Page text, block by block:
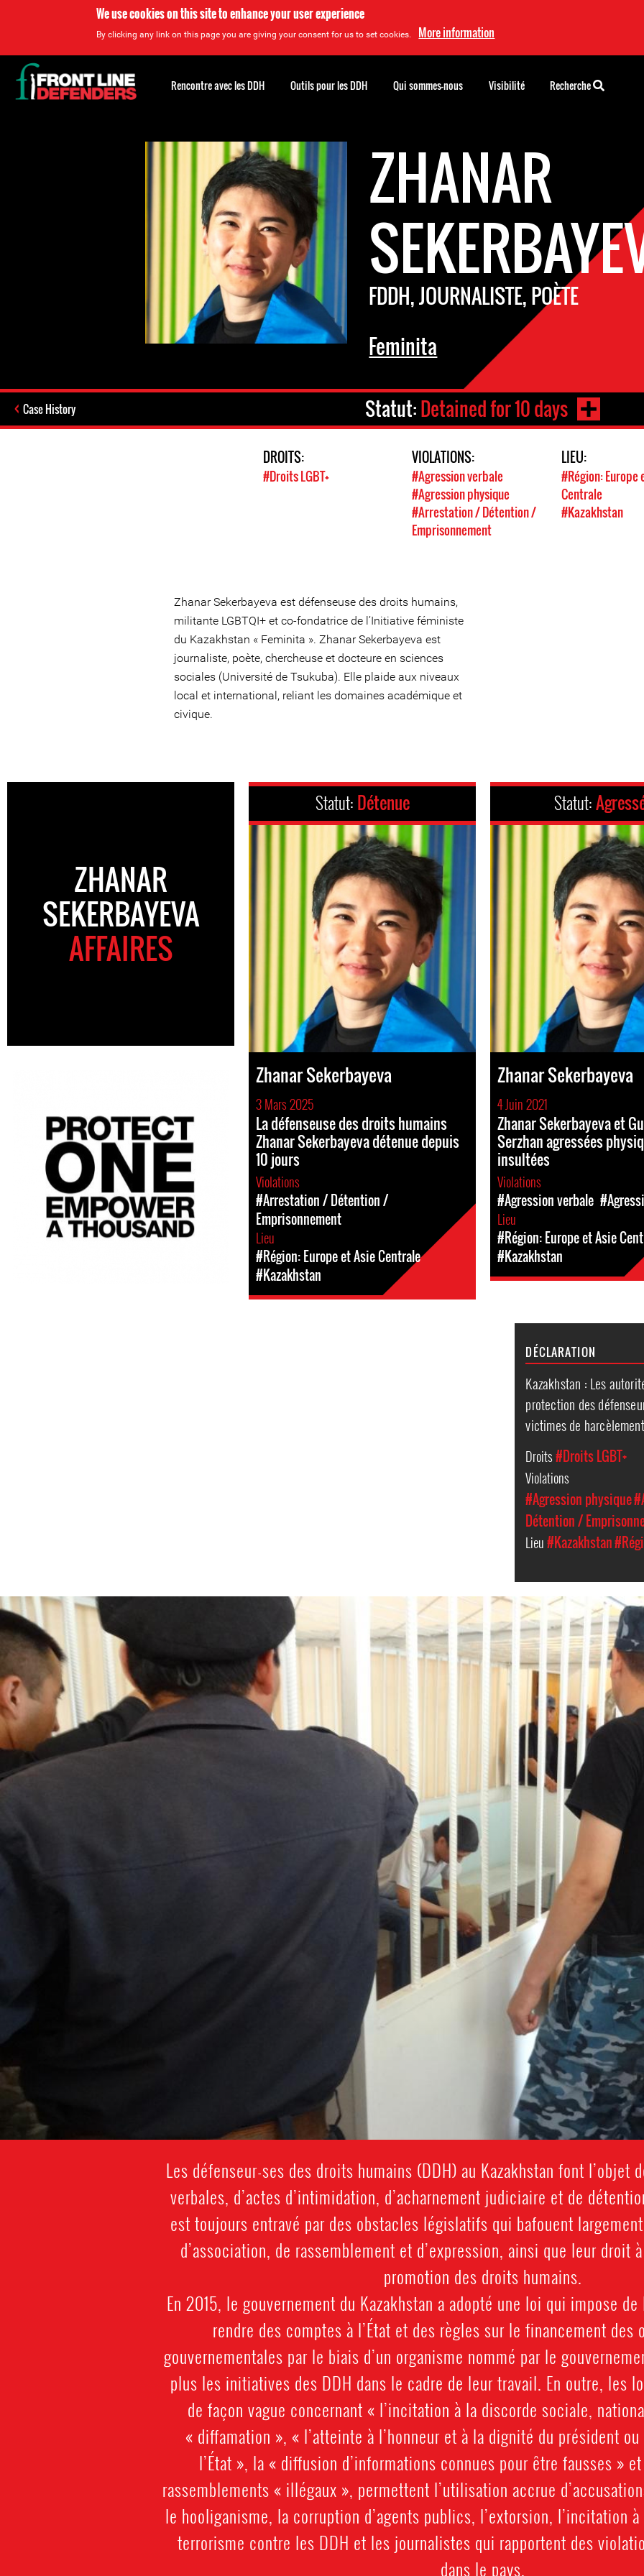
We use cookies on this site to enhance your user experience
By clicking any link on this page you are giving your consent for us to set cookies. More information
ZHANAR
FDDH, JOURNALISTE, POÈTE
Feminita
Case History Statut:Detained for 10 days
DROITS:
#Droits LGBT+
VIOLATIONS:
#Agression verbale
#Agression physique
#Arrestation / Détention /
Emprisonnement
LIEU:
#Région: Europe
Centrale
#Kazakhstan
Zhanar Sekerbayeva est défenseuse des droits humains,
militante LGBTQI+ et co-fondatrice de l’Initiative féministe
du Kazakhstan « Feminita ». Zhanar Sekerbayeva est
journaliste, poète, chercheuse et docteure en sciences
sociales (Université de Tsukuba). Elle plaide aux niveaux
local et international, reliant les domaines académique et
civique.
ZHANAR
SEKERBAYEVA
AFFAIRES
Statut: Détenue
Zhanar Sekerbayeva
3 Mars 2025
La défenseuse des droits humains
Zhanar Sekerbayeva détenue depuis
10 jours
Violations
#Arrestation / Détention /
Emprisonnement
Lieu
#Région: Europe et Asie Centrale
#Kazakhstan
Statut:
Zhanar Sekerbayeva
4 Juin 2021
Zhanar Sekerbayeva et
Serzhan agressées
insultées
Violations
#Agression verbale
Lieu
#Région: Europe et Asie
#Kazakhstan
DÉCLARATION
Kazakhstan : Les
protection des
victimes de
Droits#Droits LGBT+
Violations
#Agression physique
Détention /
Lieu#Kazakhstan
#Kazakhstan-
general-
context.jpeg
Les défenseur-ses des droits humains (DDH) au Kazakhstan font l’objet
verbales, d’actes d’intimidation, d’acharnement judiciaire et de
est toujours entravé par des obstacles législatifs qui bafouent
d’association, de rassemblement et d’expression, ainsi que leur droit
promotion des droits humains.
En 2015, le gouvernement du Kazakhstan a adopté une loi qui impose
rendre des comptes à l’État et des règles sur le financement des
gouvernementales par le biais d’un organisme nommé par le
plus les initiatives des DDH dans le cadre de leur travail. En outre, les
de façon vague concernant « l’incitation à la discorde sociale,
« diffamation », « l’atteinte à l’honneur et à la dignité du président
l’État », la « diffusion d’informations connues pour être fausses »
rassemblements « illégaux », permettent l’utilisation accrue
le hooliganisme, la corruption d’agents publics, l’extorsion, l’incitation
terrorisme contre les DDH et les journalistes qui rapportent des
dans le pays.
Back
to
top
Rencontre avec les DDH Outils pour les DDH Qui sommes-nous Visibilité Recherche